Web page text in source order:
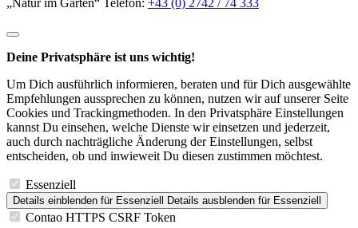
„Natur im Garten“ Telefon: +43 (0) 2742 / 74 333
Deine Privatsphäre ist uns wichtig!
Um Dich ausführlich informieren, beraten und für Dich ausgewählte
Empfehlungen aussprechen zu können, nutzen wir auf unserer Seite
Cookies und Trackingmethoden. In den Privatsphäre Einstellungen
kannst Du einsehen, welche Dienste wir einsetzen und jederzeit,
auch durch nachträgliche Änderung der Einstellungen, selbst
entscheiden, ob und inwieweit Du diesen zustimmen möchtest.
Essenziell
Details einblenden für Essenziell Details ausblenden für Essenziell
Contao HTTPS CSRF Token